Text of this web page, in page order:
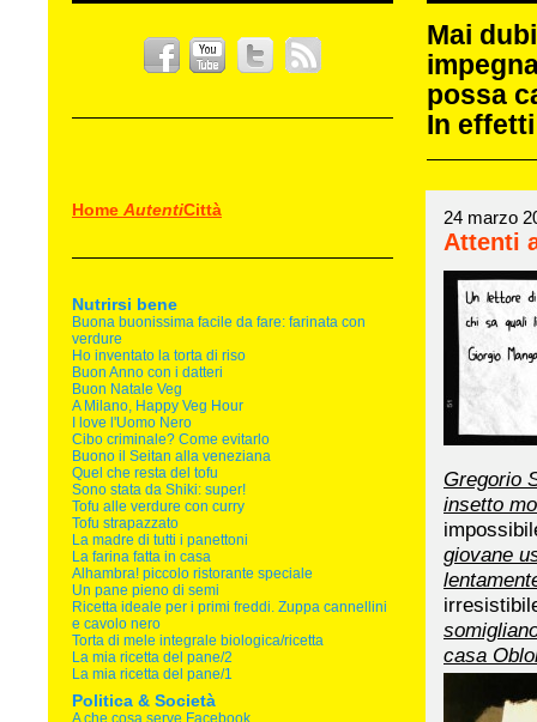
Mai
possa
In
Home AutentiCittà
Nutrirsi bene
Buona buonissima facile da fare: farinata con
verdure
Ho inventato la torta di riso
Buon Anno con i datteri
Buon Natale Veg
A Milano, Happy Veg Hour
I love l'Uomo Nero
Cibo criminale? Come evitarlo
Buono il Seitan alla veneziana
Quel che resta del tofu
Sono stata da Shiki: super!
Tofu alle verdure con curry
Tofu strapazzato
La madre di tutti i panettoni
La farina fatta in casa
Alhambra! piccolo ristorante speciale
Un pane pieno di semi
Ricetta ideale per i primi freddi. Zuppa cannellini
e cavolo nero
Torta di mele integrale biologica/ricetta
La mia ricetta del pane/2
La mia ricetta del pane/1
Politica & Società
A che cosa serve Facebook
24 marzo
Attenti
Gregorio
insetto
giovane
casa